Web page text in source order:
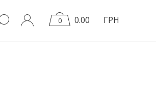
0 0.00 ГРН